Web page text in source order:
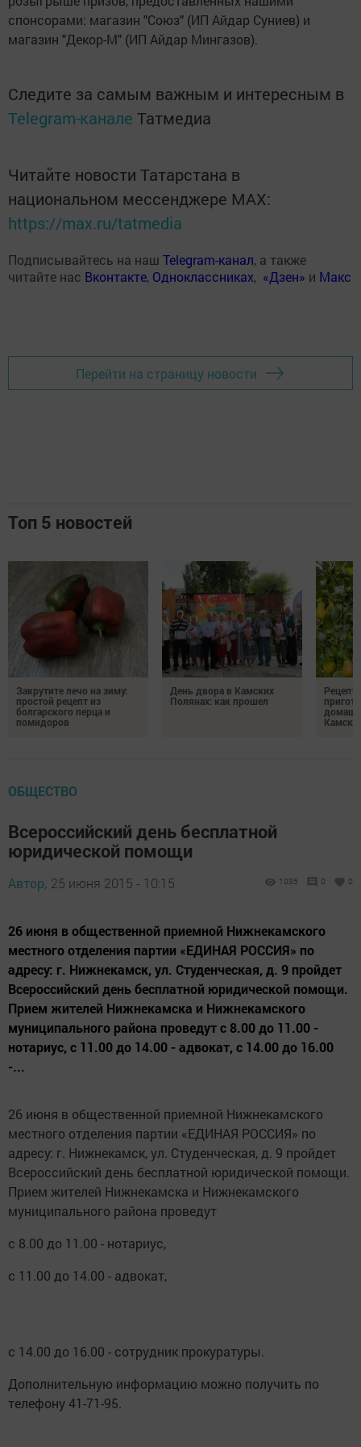
спонсорами: магазин "Союз" (ИП Айдар Суниев) и
магазин "Декор-М" (ИП Айдар Мингазов).
Следите за самым важным и интересным в
Telegram-канале Татмедиа
Читайте новости Татарстана в
национальном мессенджере MАХ:
https://max.ru/tatmedia
Подписывайтесь на наш Telegram-канал, а также
читайте нас Вконтакте, Одноклассниках, «Дзен» и Макс
Перейти на страницу новости
Топ 5 новостей
Закрутите лечо на зиму:
простой рецепт из
болгарского перца и
помидоров
День двора в Камских
Полянах: как прошел
ОБЩЕСТВО
Всероссийский день бесплатной
юридической помощи
Автор, 25 июня 2015 - 10:15 1035 0 0
26 июня в общественной приемной Нижнекамского
местного отделения партии «ЕДИНАЯ РОССИЯ» по
адресу: г. Нижнекамск, ул. Студенческая, д. 9 пройдет
Всероссийский день бесплатной юридической помощи.
Прием жителей Нижнекамска и Нижнекамского
муниципального района проведут с 8.00 до 11.00 -
нотариус, с 11.00 до 14.00 - адвокат, с 14.00 до 16.00
-...
26 июня в общественной приемной Нижнекамского
местного отделения партии «ЕДИНАЯ РОССИЯ» по
адресу: г. Нижнекамск, ул. Студенческая, д. 9 пройдет
Всероссийский день бесплатной юридической помощи.
Прием жителей Нижнекамска и Нижнекамского
муниципального района проведут
с 8.00 до 11.00 - нотариус,
с 11.00 до 14.00 - адвокат,
с 14.00 до 16.00 - сотрудник прокуратуры.
Дополнительную информацию можно получить по
телефону 41-71-95.